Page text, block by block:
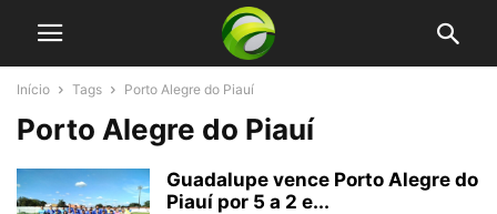
Início Tags Porto Alegre do Piauí
Porto Alegre do Piauí
Guadalupe vence Porto Alegre do
Piauí por 5 a 2 e...